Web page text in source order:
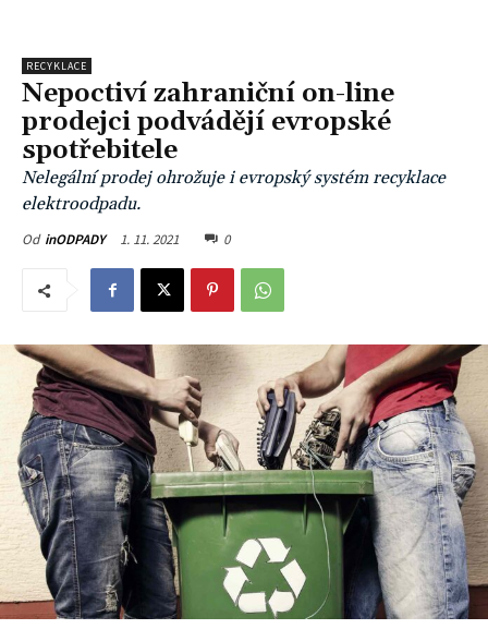
RECYKLACE
Nepoctiví zahraniční on-line
prodejci podvádějí evropské
spotřebitele
Nelegální prodej ohrožuje i evropský systém recyklace
elektroodpadu.
Od inODPADY 1. 11. 2021 0